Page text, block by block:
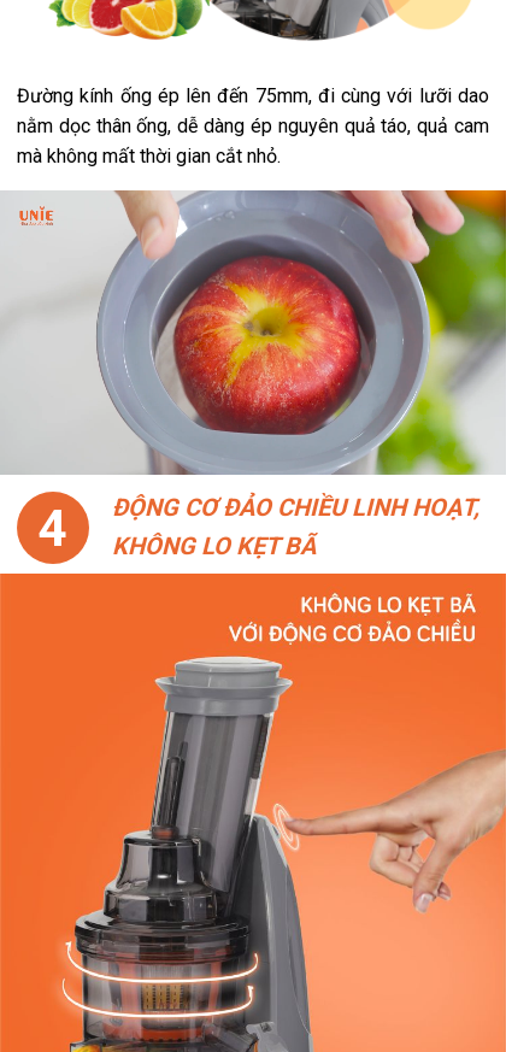
Đường kính ống ép lên đến 75mm, đi cùng với lưỡi dao
nằm dọc thân ống, dễ dàng ép nguyên quả táo, quả cam
mà không mất thời gian cắt nhỏ.
ĐỘNG CƠ ĐẢO CHIỀU LINH HOẠT,
KHÔNG LO KẸT BÃ
4